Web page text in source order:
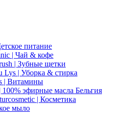
питание
| Чай & кофе
| Зубные щетки
Lys | Уборка & стирка
| Витамины
100% эфирные масла Бельгия
| Косметика
мыло